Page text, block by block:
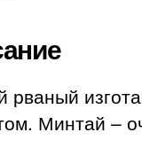
рваный
Минтай –